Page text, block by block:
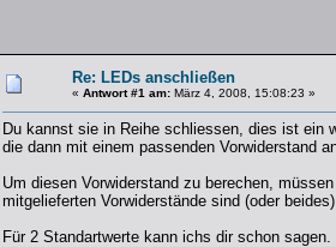
Re: LEDs anschließen
« Antwort #1 am: März 4, 2008, 15:08:23 »
Du kannst sie in Reihe schliessen, dies ist ein
die dann mit einem passenden Vorwiderstand
Um diesen Vorwiderstand zu berechen,
mitgelieferten Vorwiderstände sind (oder
Für 2 Standartwerte kann ichs dir schon sagen.